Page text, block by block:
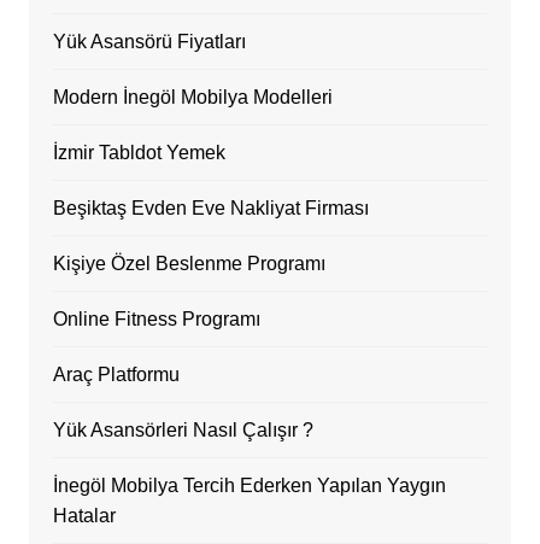
Yük Asansörü Fiyatları
Modern İnegöl Mobilya Modelleri
İzmir Tabldot Yemek
Beşiktaş Evden Eve Nakliyat Firması
Kişiye Özel Beslenme Programı
Online Fitness Programı
Araç Platformu
Yük Asansörleri Nasıl Çalışır ?
İnegöl Mobilya Tercih Ederken Yapılan Yaygın
Hatalar